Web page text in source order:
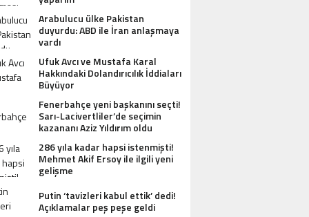
GÖZDESI ANTIK
Arabulucu ülke Pakistan
duyurdu: ABD ile İran anlaşmaya
vardı
Ufuk Avcı ve Mustafa Karal
Hakkındaki Dolandırıcılık İddiaları
Büyüyor
Fenerbahçe yeni başkanını seçti!
Sarı-Lacivertliler’de seçimin
kazananı Aziz Yıldırım oldu
286 yıla kadar hapsi istenmişti!
Mehmet Akif Ersoy ile ilgili yeni
gelişme
Putin ‘tavizleri kabul ettik’ dedi!
Açıklamalar peş peşe geldi